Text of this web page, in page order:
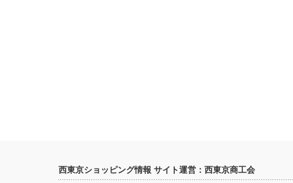
西東京ショッピング情報 サイト運営：西東京商工会